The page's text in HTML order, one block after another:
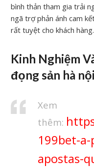
bình thản tham gia trải
ngã trợ phản ánh cam
rất tuyệt cho khách hàng.
Kinh Nghiệm
đọng sản hà nội
Xem
thêm:
199bet-
apostas-